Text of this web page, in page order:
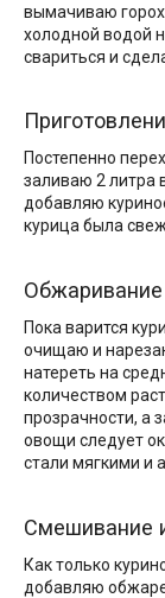
вымачиваю
холодной водой
свариться и
Постепенно
заливаю 2 литра
добавляю
курица была
Пока варится
очищаю и
натереть на
количеством
прозрачности, а
овощи следует
стали мягкими и
Смешивание
Как только
добавляю